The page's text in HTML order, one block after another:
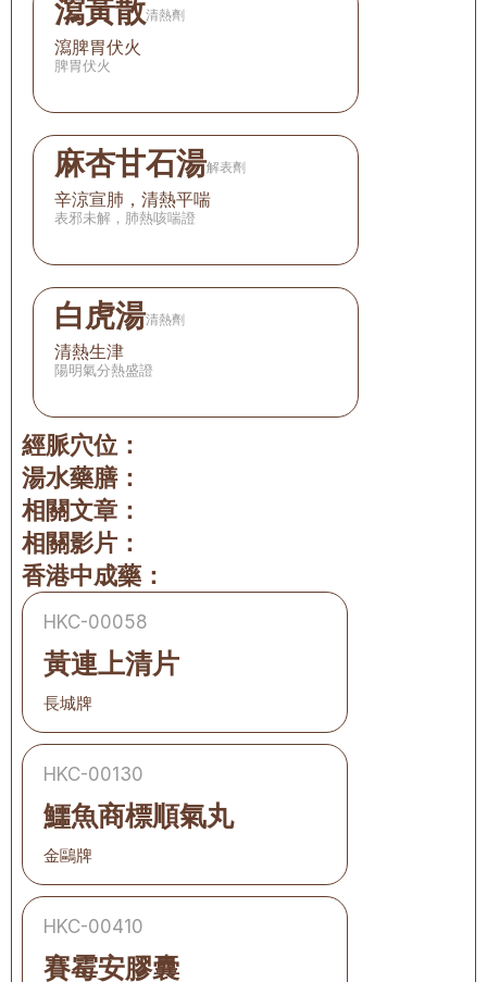
瀉黃散清熱劑
瀉脾胃伏火
脾胃伏火
麻杏甘石湯解表劑
辛涼宣肺，清熱平喘
表邪未解，肺熱咳喘證
白虎湯清熱劑
清熱生津
陽明氣分熱盛證
經脈穴位：
湯水藥膳：
相關文章：
相關影片：
香港中成藥：
HKC-00058
黃連上清片
長城牌
HKC-00130
鱷魚商標順氣丸
金鷗牌
HKC-00410
賽霉安膠囊